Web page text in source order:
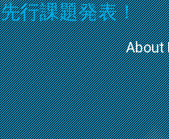
先行課題発表！
About